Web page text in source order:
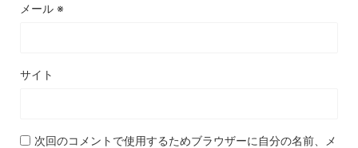
メール ※
サイト
次回のコメントで使用するためブラウザーに自分の名前、メ